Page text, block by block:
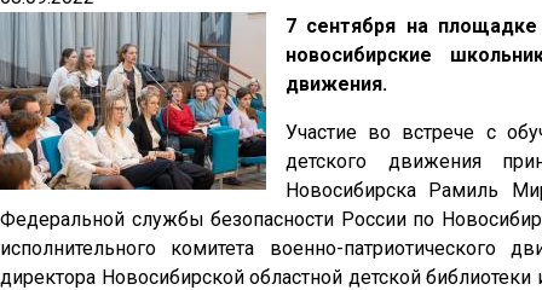
7 сентября на
новосибирские
движения.
Участие во встрече с
детского движения
Новосибирска Рамиль
Федеральной службы безопасности России по
исполнительного комитета военно-патриотического
директора Новосибирской областной детской